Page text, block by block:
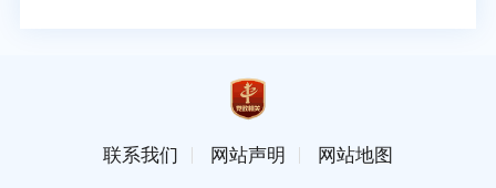
联系我们 网站声明 网站地图